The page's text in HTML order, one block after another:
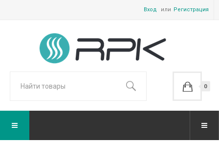
Вход Регистрация
0